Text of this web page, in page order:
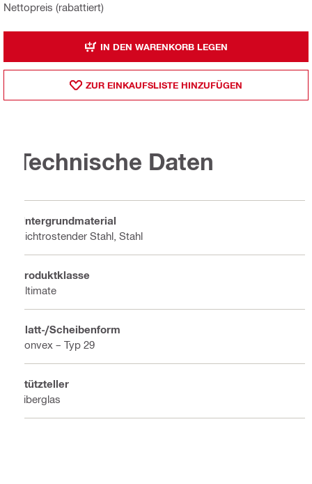
Nettopreis (rabattiert)
IN DEN WARENKORB LEGEN
ZUR EINKAUFSLISTE HINZUFÜGEN
Technische Daten
Untergrundmaterial
Nichtrostender Stahl, Stahl
Produktklasse
Ultimate
Blatt-/Scheibenform
Konvex – Typ 29
Stützteller
Fiberglas